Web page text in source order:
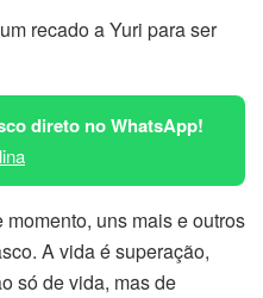
recado a Yuri para ser
direto no WhatsApp!
uns mais e outros
A vida é superação,
só de vida, mas de